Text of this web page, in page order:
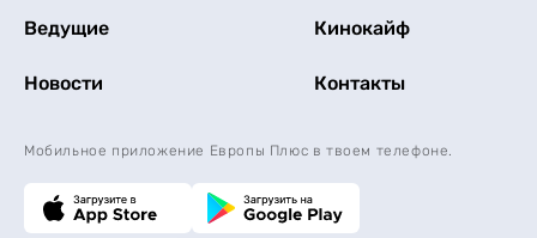
Ведущие Кинокайф
Новости Контакты
Мобильное приложение Европы Плюс в твоем телефоне.